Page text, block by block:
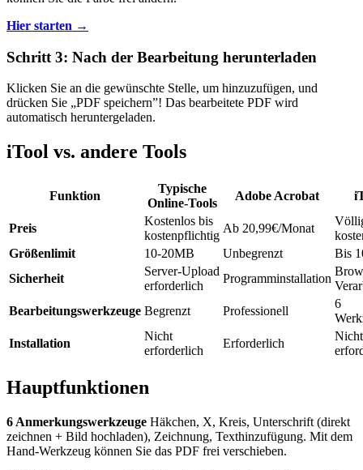
Hier starten →
Schritt 3: Nach der Bearbeitung herunterladen
Klicken Sie an die gewünschte Stelle, um hinzuzufügen, und
drücken Sie „PDF speichern”! Das bearbeitete PDF wird
automatisch heruntergeladen.
iTool vs. andere Tools
Funktion
Typische
Online-Tools
Adobe Acrobat
Preis
Kostenlos bis
kostenpflichtig
Ab 20,99€/Monat
Größenlimit
10-20MB Unbegrenzt
Bis
Sicherheit
Server-Upload
erforderlich
Programminstallation
Bearbeitungswerkzeuge Begrenzt Professionell
6
Installation
Nicht
erforderlich
Erforderlich
Nicht
Hauptfunktionen
6 Anmerkungswerkzeuge Häkchen, X, Kreis, Unterschrift (direkt
zeichnen + Bild hochladen), Zeichnung, Texthinzufügung. Mit dem
Hand-Werkzeug können Sie das PDF frei verschieben.